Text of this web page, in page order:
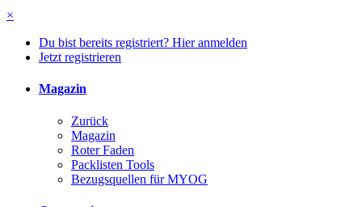
×
Du bist bereits registriert? Hier anmelden
Jetzt registrieren
Magazin
Zurück
Magazin
Roter Faden
Packlisten Tools
Bezugsquellen für MYOG